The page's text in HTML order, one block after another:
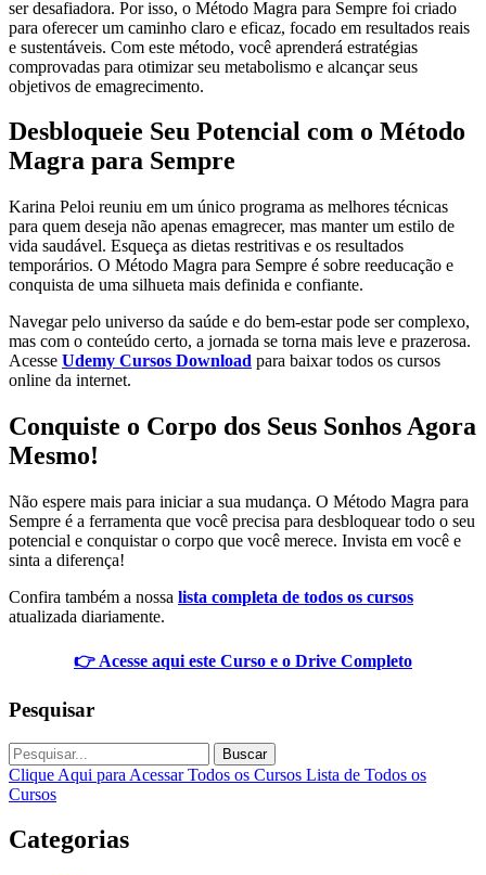
ser desafiadora. Por isso, o Método Magra para Sempre foi criado
para oferecer um caminho claro e eficaz, focado em resultados reais
e sustentáveis. Com este método, você aprenderá estratégias
comprovadas para otimizar seu metabolismo e alcançar seus
objetivos de emagrecimento.
Desbloqueie Seu Potencial com o Método
Magra para Sempre
Karina Peloi reuniu em um único programa as melhores técnicas
para quem deseja não apenas emagrecer, mas manter um estilo de
vida saudável. Esqueça as dietas restritivas e os resultados
temporários. O Método Magra para Sempre é sobre reeducação e
conquista de uma silhueta mais definida e confiante.
Navegar pelo universo da saúde e do bem-estar pode ser complexo,
mas com o conteúdo certo, a jornada se torna mais leve e prazerosa.
Acesse Udemy Cursos Download para baixar todos os cursos
online da internet.
Conquiste o Corpo dos Seus Sonhos Agora
Mesmo!
Não espere mais para iniciar a sua mudança. O Método Magra para
Sempre é a ferramenta que você precisa para desbloquear todo o seu
potencial e conquistar o corpo que você merece. Invista em você e
sinta a diferença!
Confira também a nossa lista completa de todos os cursos
atualizada diariamente.
👉 Acesse aqui este Curso e o Drive Completo
Pesquisar
Buscar
Clique Aqui para Acessar Todos os Cursos Lista de Todos os
Cursos
Categorias